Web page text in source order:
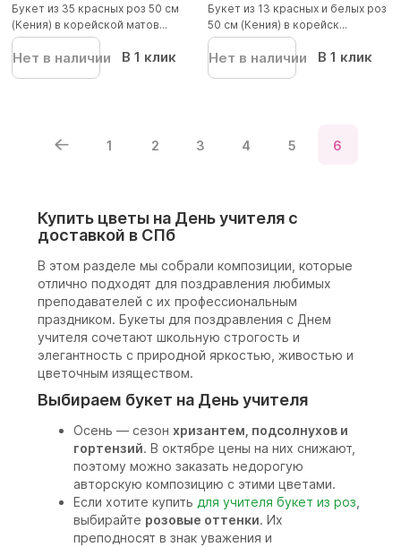
Букет из 35 красных роз 50 см
(Кения) в корейской матов...
Нет в наличии В 1 клик
Букет из 13 красных и белых роз
50 см (Кения) в корейск...
Нет в наличии В 1 клик
1 2 3 4 5 6
Купить цветы на День учителя с
доставкой в СПб
В этом разделе мы собрали композиции, которые
отлично подходят для поздравления любимых
преподавателей с их профессиональным
праздником. Букеты для поздравления с Днем
учителя сочетают школьную строгость и
элегантность с природной яркостью, живостью и
цветочным изяществом.
Выбираем букет на День учителя
Осень — сезон хризантем, подсолнухов и
гортензий. В октябре цены на них снижают,
поэтому можно заказать недорогую
авторскую композицию с этими цветами.
Если хотите купить для учителя букет из роз,
выбирайте розовые оттенки. Их
преподносят в знак уважения и